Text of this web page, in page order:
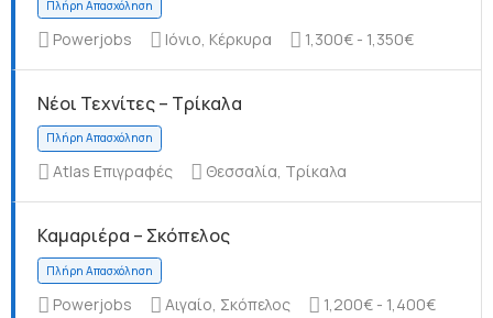
Πλήρη Απασχόληση
Πλήρη Απασχόληση
Powerjobs Ιόνιο, Κέρκυρα 1,300€ - 1,350€
Νέοι Τεχνίτες – Τρίκαλα
Atlas Επιγραφές Θεσσαλία, Τρίκαλα
Καμαριέρα – Σκόπελος
Powerjobs Αιγαίο, Σκόπελος 1,200€ - 1,400€